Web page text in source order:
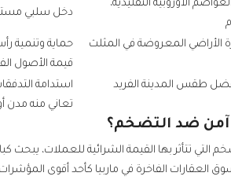
الأوروبية التقليدية،
دخل سلبي
الأراضي المعروضة في المثلث
حماية وتنمية
قيمة الأصول
طقس المدينة الفريد
استدامة
تعاني منه مدن
آمن ضد التضخم؟
التي تتأثر بها القيمة الشرائية للعملات، يبحث